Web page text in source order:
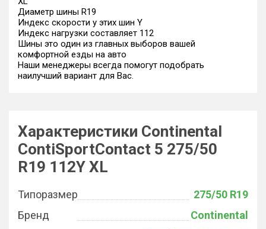
Диаметр шины R19
Индекс скорости у этих шин Y
Индекс нагрузки составляет 112
Шины это один из главных выборов вашей
комфортной езды на авто
Наши менеджеры всегда помогут подобрать
наилучший вариант для Вас.
Характеристики Continental
ContiSportContact 5 275/50
R19 112Y XL
Типоразмер
275/50 R19
Бренд
Continental